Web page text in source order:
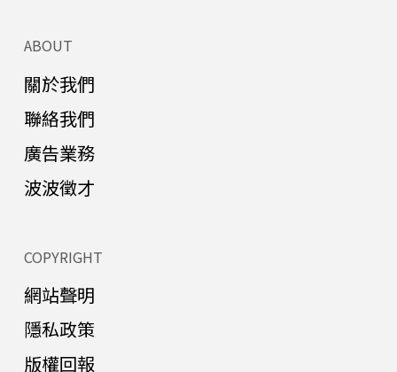
ABOUT
關於我們
聯絡我們
廣告業務
波波徵才
COPYRIGHT
網站聲明
隱私政策
版權回報